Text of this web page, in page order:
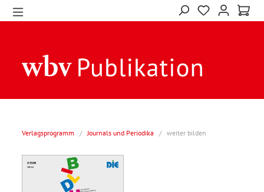
Verlagsprogramm / Journals und Periodika / weiter bilden